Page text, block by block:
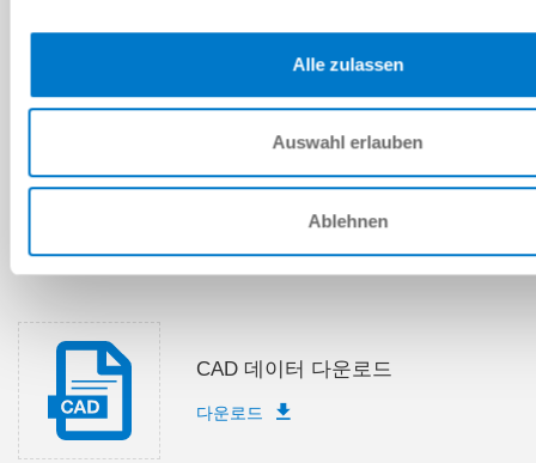
Alle zulassen
Auswahl erlauben
Ablehnen
설치 및 작동 지침
CAD 데이터 다운로드
다운로드